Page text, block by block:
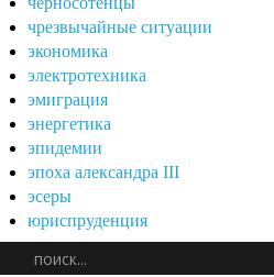
чрезвычайные ситуации
экономика
электротехника
эмиграция
энергетика
эпидемии
эпоха александра III
эсеры
юриспруденция